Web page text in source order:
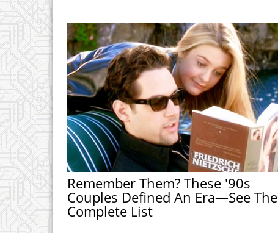
Remember Them? These '90s
Couples Defined An Era—See The
Complete List